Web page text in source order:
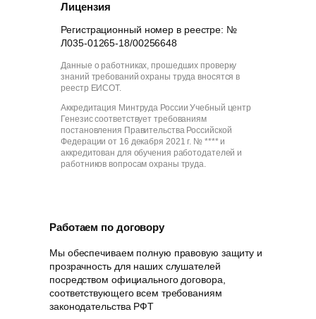
Лицензия
Регистрационный номер в реестре: №
Л035-01265-18/00256648
Данные о работниках, прошедших проверку
знаний требований охраны труда вносятся в
реестр ЕИСОТ.
Аккредитация Минтруда России Учебный центр
Генезис соответствует требованиям
постановления Правительства Российской
Федерации от 16 декабря 2021 г. № **** и
аккредитован для обучения работодателей и
работников вопросам охраны труда.
Работаем по договору
Мы обеспечиваем полную правовую защиту и
прозрачность для наших слушателей
посредством официального договора,
соответствующего всем требованиям
законодательства РФT